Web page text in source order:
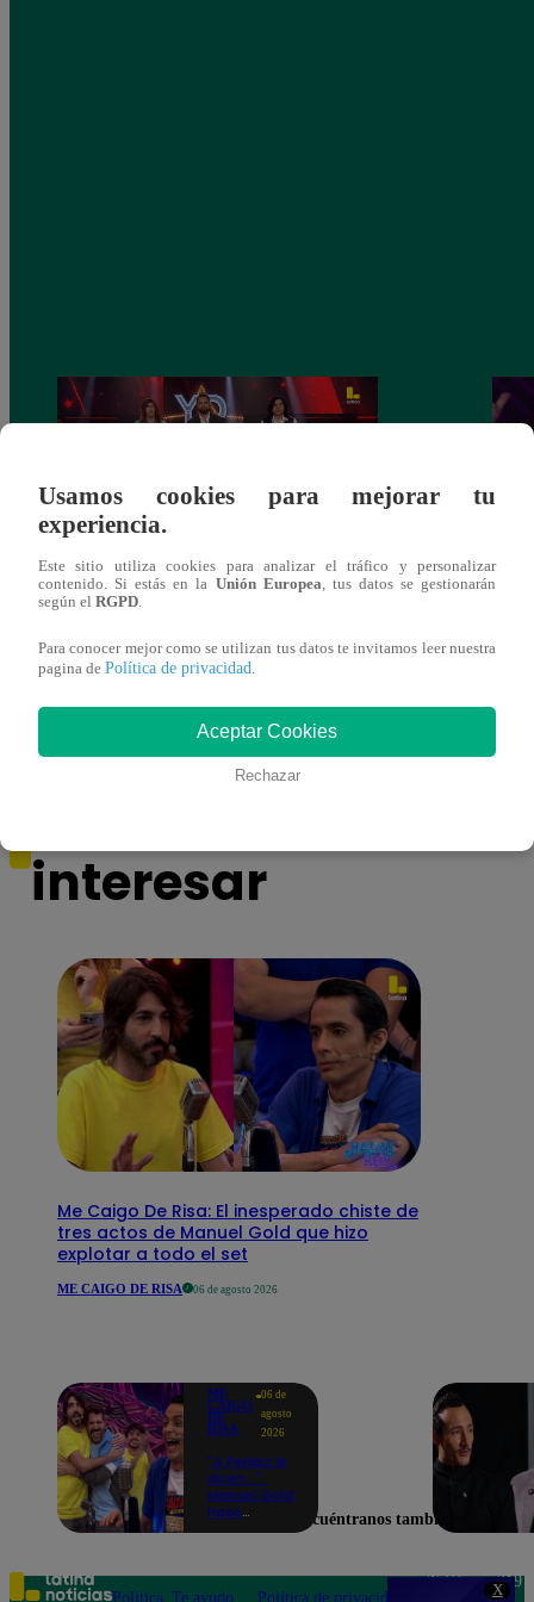
X
Yo Soy GRANDES BATALLAS: ¡El
mantuvo su silla de consagrado!
interesar
Me Caigo De Risa: El inesperado chiste de
tres actos de Manuel Gold que hizo
explotar a todo el set
ME CAIGO DE RISA 06 de agosto 2026
ME
CAIGO
DE
RISA
06 de
agosto
2026
"A Peláez le
dicen...":
Manuel Gold
hace
de contar el
chiste
Usamos cookies para mejorar tu
experiencia.
Este sitio utiliza cookies para analizar el tráfico y personalizar
contenido. Si estás en la Unión Europea, tus datos se gestionarán
según el RGPD.
Para conocer mejor como se utilizan tus datos te invitamos leer nuestra
pagina de Política de privacidad.
Aceptar Cookies
Rechazar
Encuéntranos también en
Política Te ayudo Política de privacidad
Teléfono: 219